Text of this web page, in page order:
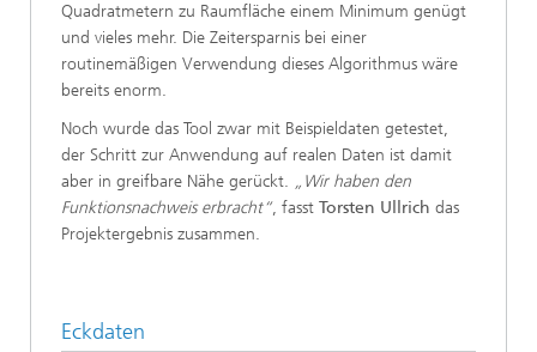
Quadratmetern zu Raumfläche einem Minimum genügt
und vieles mehr. Die Zeitersparnis bei einer
routinemäßigen Verwendung dieses Algorithmus wäre
bereits enorm.
Noch wurde das Tool zwar mit Beispieldaten getestet,
der Schritt zur Anwendung auf realen Daten ist damit
aber in greifbare Nähe gerückt. „Wir haben den
Funktionsnachweis erbracht“, fasst Torsten Ullrich das
Projektergebnis zusammen.
Eckdaten